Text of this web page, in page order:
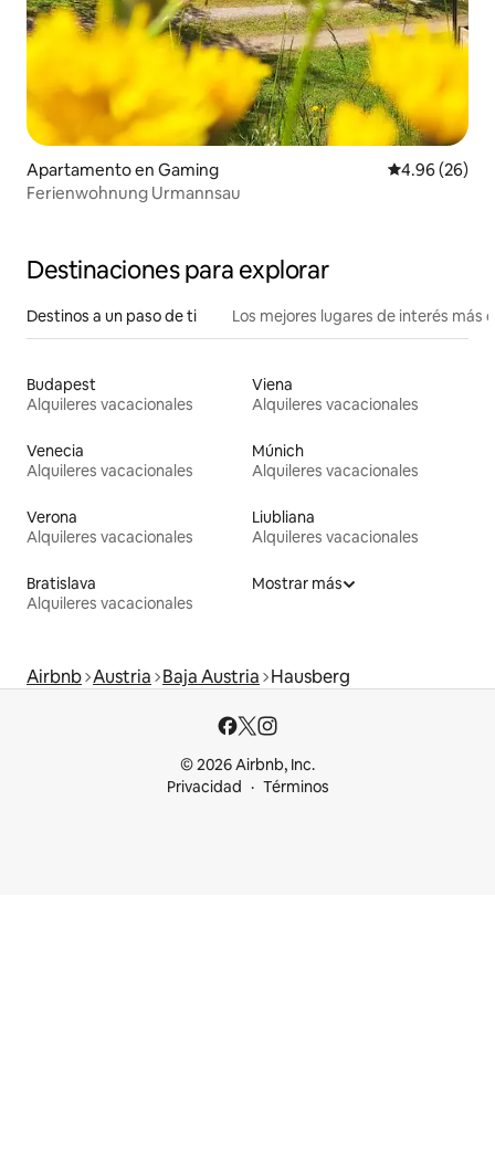
Apartamento en Gaming Calificación
4.96 (26)
Ferienwohnung Urmannsau
Destinaciones para explorar
Destinos a un paso de ti Los mejores lugares de interés más
Budapest
Alquileres vacacionales
Viena
Alquileres vacacionales
Venecia
Alquileres vacacionales
Múnich
Alquileres vacacionales
Verona
Alquileres vacacionales
Liubliana
Alquileres vacacionales
Bratislava
Alquileres vacacionales
Mostrar más
Airbnb Austria Baja Austria Hausberg
© 2026 Airbnb, Inc.
Privacidad
Términos